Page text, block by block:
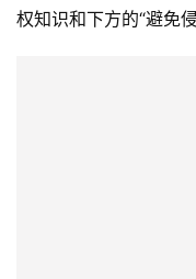
权知识和下方的“避免